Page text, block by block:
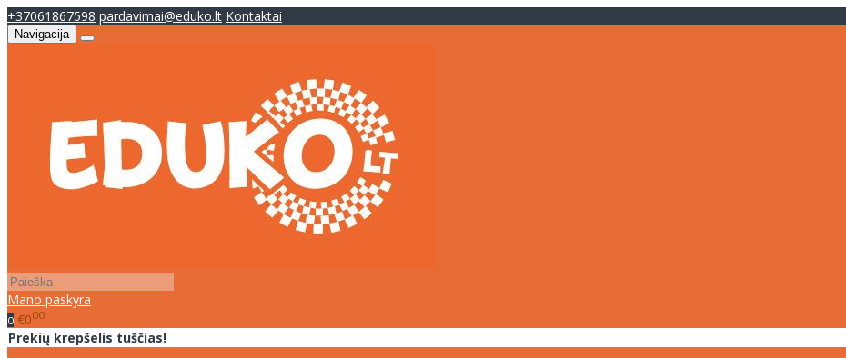
+37061867598 pardavimai@eduko.lt Kontaktai
Navigacija
Mano paskyra
0 €000
Prekių krepšelis tuščias!